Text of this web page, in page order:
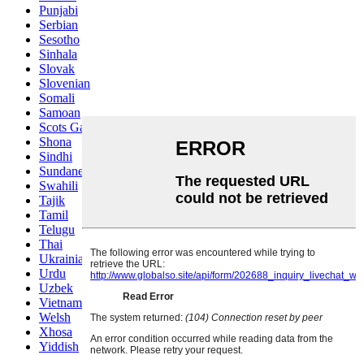
Punjabi
Serbian
Sesotho
Sinhala
Slovak
Slovenian
Somali
Samoan
Scots Gaelic
Shona
Sindhi
Sundanese
Swahili
Tajik
Tamil
Telugu
Thai
Ukrainian
Urdu
Uzbek
Vietnamese
Welsh
Xhosa
Yiddish